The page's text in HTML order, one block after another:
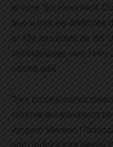
el cicle “En moviment.
que a tots els districtes
el 40è aniversari de les
considerades com
nostre país.
Tres protagonistes
Història del moviment
Amparo Moreno i